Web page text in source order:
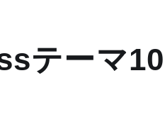
テーマ10